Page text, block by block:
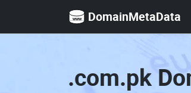
DomainMetaData
.com.pk